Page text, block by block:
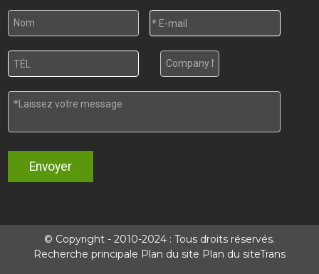
Envoyer
© Copyright - 2010-2024 : Tous droits réservés.
Recherche principale Plan du site Plan du siteTrans